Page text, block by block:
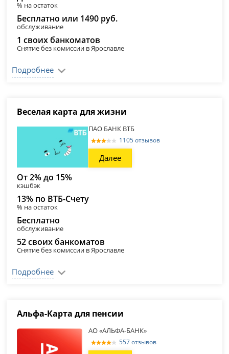
% на остаток
Бесплатно или 1490 руб.
обслуживание
1 своих банкоматов
Снятие без комиссии в Ярославле
Подробнее
Веселая карта для жизни
ПАО БАНК ВТБ
1105 отзывов
Далее
От 2% до 15%
кэшбэк
13% по ВТБ-Счету
% на остаток
Бесплатно
обслуживание
52 своих банкоматов
Снятие без комиссии в Ярославле
Подробнее
Альфа-Карта для пенсии
АО «АЛЬФА-БАНК»
557 отзывов